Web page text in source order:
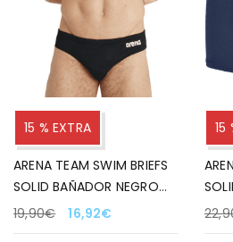
15 % EXTRA
ARENA TEAM SWIM BRIEFS
SOLID BAÑADOR NEGRO
PARA HOMBRE 550
19,90€ 16,92€
15